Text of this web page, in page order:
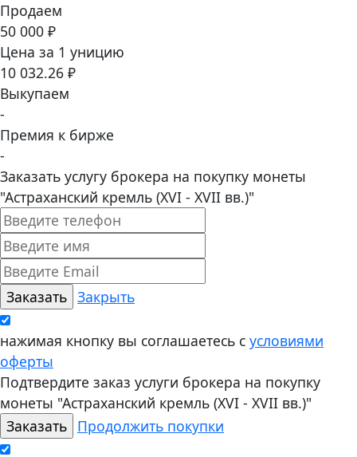
Продаем
50 000 ₽
Цена за 1 уницию
10 032.26 ₽
Выкупаем
-
Премия к бирже
-
Заказать услугу брокера на покупку монеты
"Астраханский кремль (XVI - XVII вв.)"
Закрыть
нажимая кнопку вы соглашаетесь с условиями
оферты
Подтвердите заказ услуги брокера на покупку
монеты "Астраханский кремль (XVI - XVII вв.)"
Продолжить покупки